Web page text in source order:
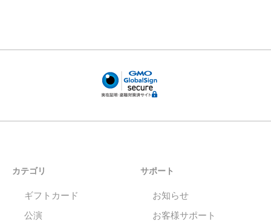
カテゴリ
ギフトカード
公演
サポート
お知らせ
お客様サポート